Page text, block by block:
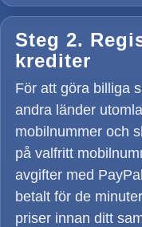
Steg 2.
krediter
För att göra billiga
andra länder
mobilnummer och
på valfritt
avgifter med
betalt för de
priser innan ditt